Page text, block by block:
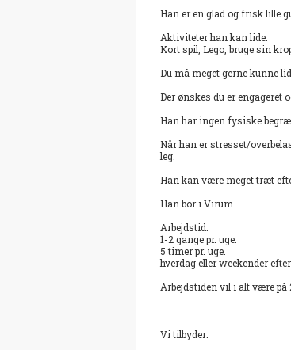
Han er en glad og frisk lille
Aktiviteter han kan lide:
Kort spil, Lego, bruge sin
Du må meget gerne kunne
Der ønskes du er
Han har ingen fysiske
Når han er stresset/
leg.
Han kan være meget træt
Han bor i Virum.
Arbejdstid:
1-2 gange pr. uge.
5 timer pr. uge.
hverdag eller weekender
Arbejdstiden vil i alt være på
Vi tilbyder: